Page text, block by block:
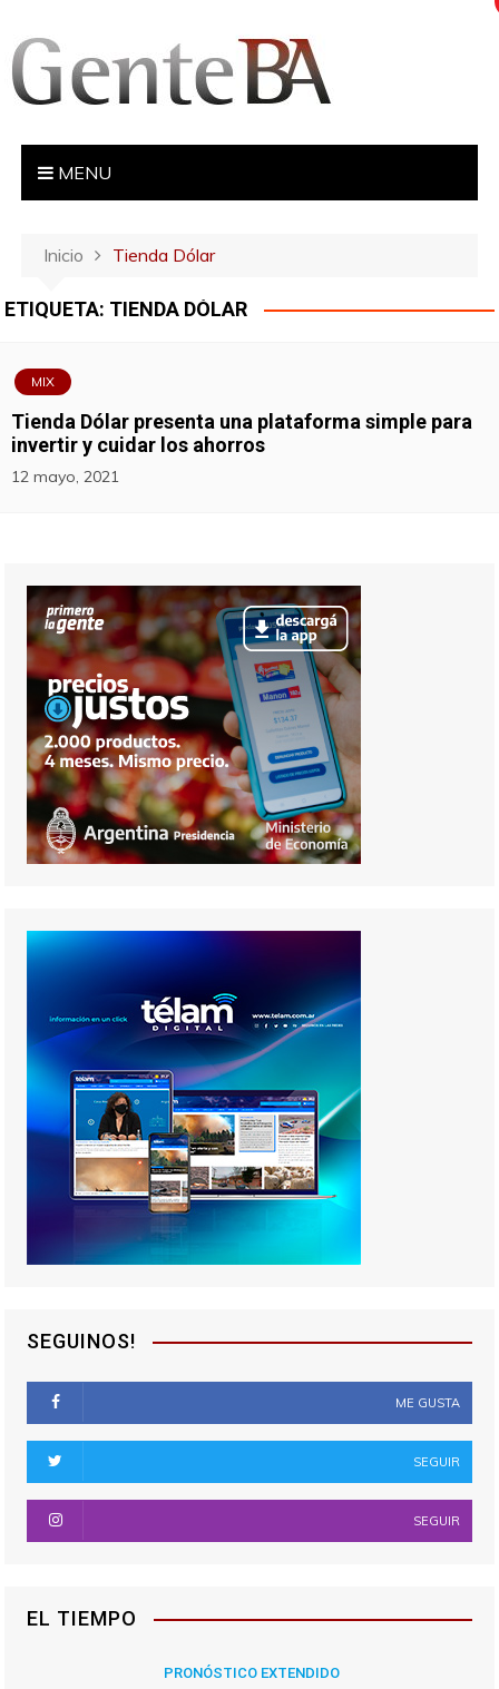
MENU
Inicio Tienda Dólar
ETIQUETA: TIENDA DÓLAR
MIX
Tienda Dólar presenta una plataforma simple para
invertir y cuidar los ahorros
12 mayo, 2021
SEGUINOS!
ME GUSTA
SEGUIR
SEGUIR
EL TIEMPO